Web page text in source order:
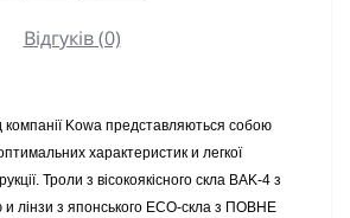
Відгуків (0)
компанії Kowa представляються собою
характеристик и легкої
Троли з вісокоякісного скла BAK-4 з
лінзи з японського ECO-скла з ПОВНЕ